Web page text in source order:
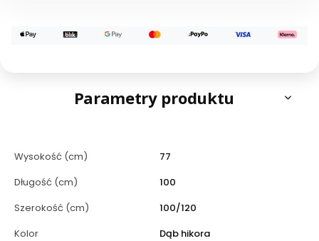
Parametry produktu
Wysokość (cm)
77
Długość (cm)
100
Szerokość (cm)
100/120
Kolor
Dąb hikora